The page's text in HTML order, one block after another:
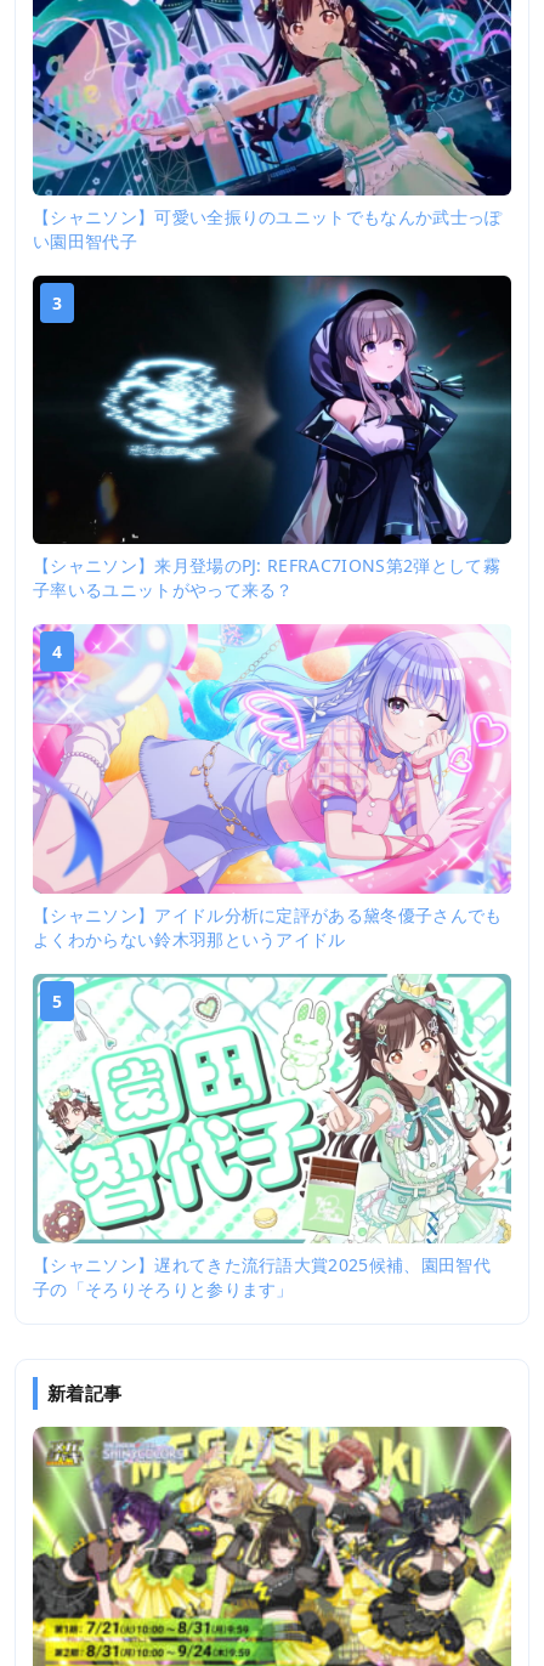
【シャニソン】可愛い全振りのユニットでもなんか武士っぽ
い園田智代子
3
【シャニソン】来月登場のPJ: REFRAC7IONS第2弾として霧
子率いるユニットがやって来る？
4
【シャニソン】アイドル分析に定評がある黛冬優子さんでも
よくわからない鈴木羽那というアイドル
5
【シャニソン】遅れてきた流行語大賞2025候補、園田智代
子の「そろりそろりと参ります」
新着記事